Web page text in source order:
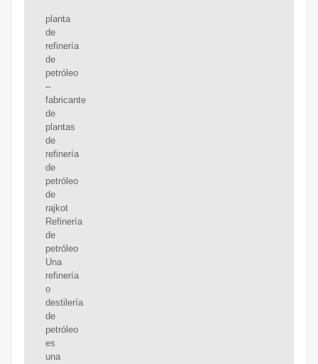
planta
de
refinería
de
petróleo
–
fabricante
de
plantas
de
refinería
de
petróleo
de
rajkot
Refinería
de
petróleo
Una
refinería
o
destilería
de
petróleo
es
una